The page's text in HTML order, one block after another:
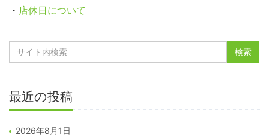
・ 店休日について
最近の投稿
2026年8月1日